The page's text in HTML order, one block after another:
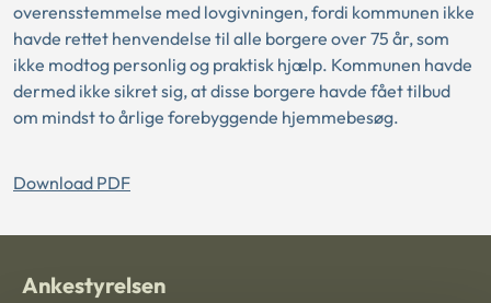
overensstemmelse med lovgivningen, fordi kommunen ikke
havde rettet henvendelse til alle borgere over 75 år, som
ikke modtog personlig og praktisk hjælp. Kommunen havde
dermed ikke sikret sig, at disse borgere havde fået tilbud
om mindst to årlige forebyggende hjemmebesøg.
Download PDF
Ankestyrelsen